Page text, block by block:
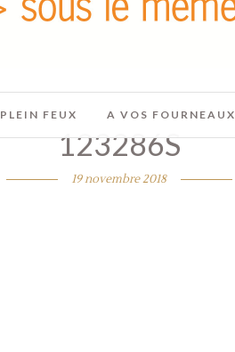
PLEIN FEUX A VOS FOURNEAUX
123286S
19 novembre 2018